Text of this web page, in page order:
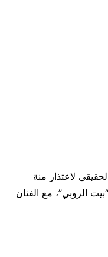
لاعتذار منة
الروبي”، مع الفنان